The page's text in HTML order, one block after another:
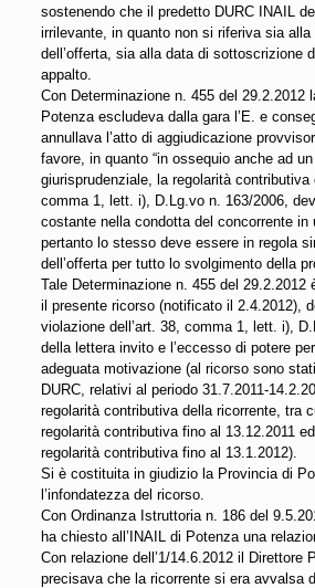
sostenendo che il predetto DURC INAIL
irrilevante, in quanto non si riferiva sia
dell’offerta, sia alla data di sottoscrizione
appalto.
Con Determinazione n. 455 del 29.2.2012
Potenza escludeva dalla gara l’E. e
annullava l’atto di aggiudicazione
favore, in quanto “in ossequio anche ad
giurisprudenziale, la regolarità contributiva
comma 1, lett. i), D.Lg.vo n. 163/2006,
costante nella condotta del concorrente in
pertanto lo stesso deve essere in regola
dell’offerta per tutto lo svolgimento della
Tale Determinazione n. 455 del 29.2.2012
il presente ricorso (notificato il 2.4.2012),
violazione dell’art. 38, comma 1, lett. i),
della lettera invito e l’eccesso di potere
adeguata motivazione (al ricorso sono
DURC, relativi al periodo 31.7.2011-
regolarità contributiva della ricorrente, tra
regolarità contributiva fino al 13.12.2011
regolarità contributiva fino al 13.1.2012).
Si è costituita in giudizio la Provincia di
l’infondatezza del ricorso.
Con Ordinanza Istruttoria n. 186 del
ha chiesto all’INAIL di Potenza una
Con relazione dell’1/14.6.2012 il Direttore
precisava che la ricorrente si era avvalsa